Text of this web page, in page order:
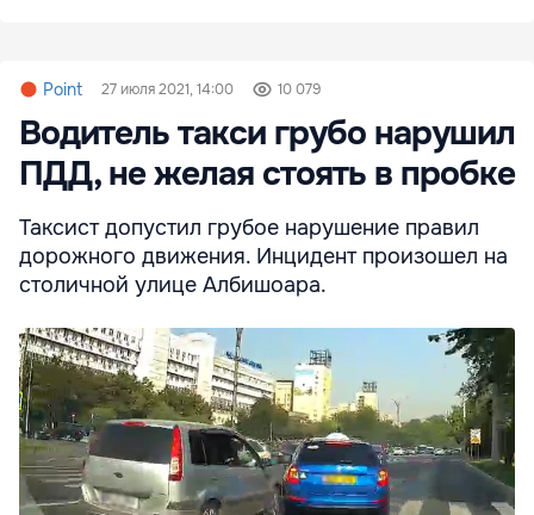
Point 27 июля 2021, 14:00 10 079
Водитель такси грубо нарушил
ПДД, не желая стоять в пробке
Таксист допустил грубое нарушение правил
дорожного движения. Инцидент произошел на
столичной улице Албишоара.